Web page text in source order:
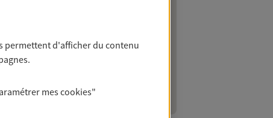
permettent d'afficher du contenu
mescookies"